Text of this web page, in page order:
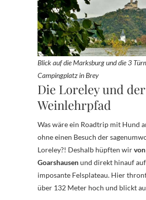
Blick auf die Marksburg und die 3
Campingplatz in Brey
Die Loreley und der
Weinlehrpfad
Was wäre ein Roadtrip mit Hund
ohne einen Besuch der
Loreley?! Deshalb hüpften wir
Goarshausenund direkt hinauf
imposante Felsplateau. Hier
über 132 Meter hoch und blickt